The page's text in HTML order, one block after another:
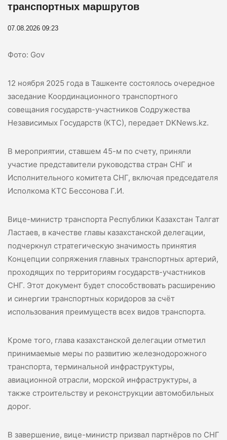
транспортных маршрутов
07.08.2026 09:23
Фото: Gov
12 ноября 2025 года в Ташкенте состоялось очередное
заседание Координационного транспортного
совещания государств-участников Содружества
Независимых Государств (КТС), передает DKNews.kz.
В мероприятии, ставшем 45-м по счету, приняли
участие представители руководства стран СНГ и
Исполнительного комитета СНГ, включая председателя
Исполкома КТС Бессонова Г.И.
Вице-министр транспорта Республики Казахстан Талгат
Ластаев, в качестве главы казахстанской делегации,
подчеркнул стратегическую значимость принятия
Концепции сопряжения главных транспортных артерий,
проходящих по территориям государств-участников
СНГ. Этот документ будет способствовать расширению
и синергии транспортных коридоров за счёт
использования преимуществ всех видов транспорта.
Кроме того, глава казахстанской делегации отметил
принимаемые меры по развитию железнодорожного
транспорта, терминальной инфраструктуры,
авиационной отрасли, морской инфраструктуры, а
также строительству и реконструкции автомобильных
дорог.
В завершение, вице-министр призвал партнёров по СНГ